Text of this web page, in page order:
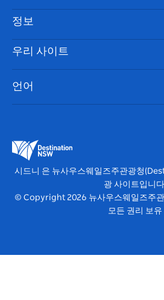
부인 성명
쿠키 고지
목적지
할 일
이벤트
숙소
정보
여행 정보
시드니 접근성
귀하의 사업을 등록하세요
우리 사이트
뉴사우스웨일즈주관광청
비비드 시드니(Vivid Sydney)
언어
시드니 은 뉴사우스웨일즈주관광청
광 사이트입니
© Copyright 2026 뉴사우스웨일즈주
모든 권리 보유